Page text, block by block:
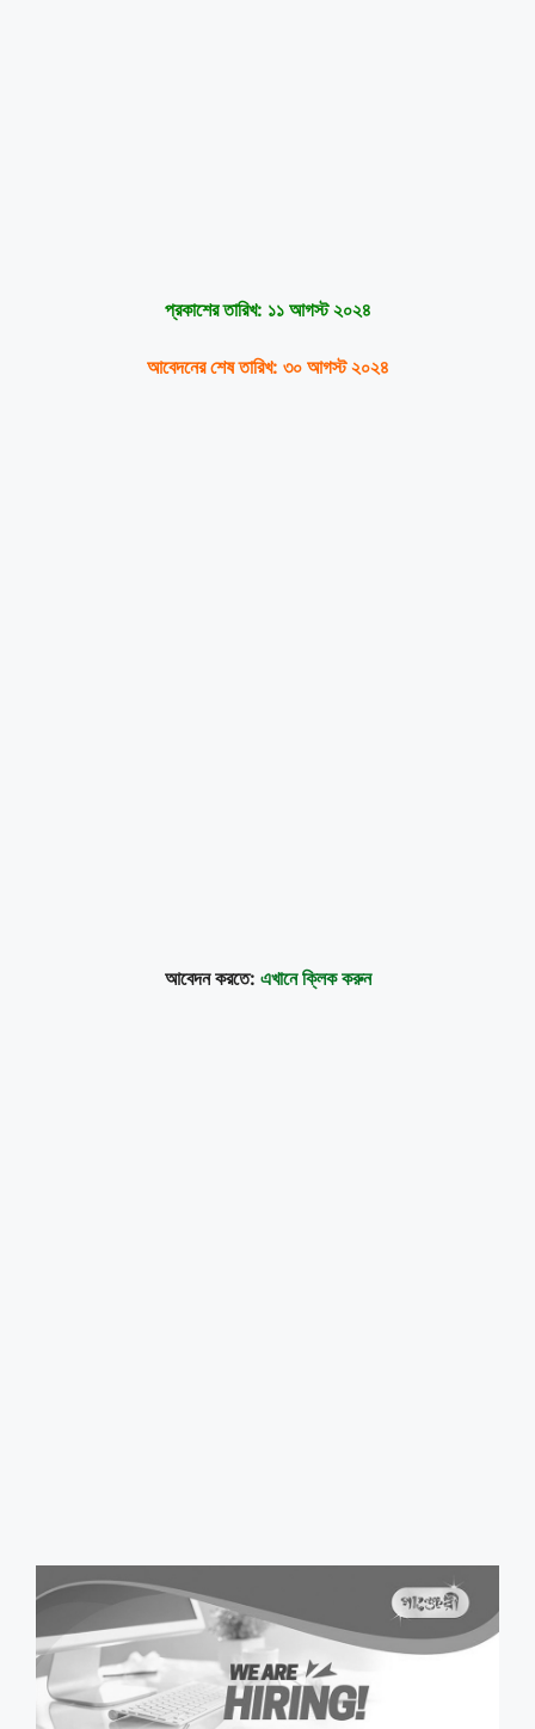
প্রকাশের তারিখ: ১১ আগস্ট ২০২৪
আবেদনের শেষ তারিখ: ৩০ আগস্ট ২০২৪
আবেদন করতে: এখানে ক্লিক করুন